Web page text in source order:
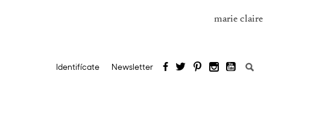
marie claire
Identifícate Newsletter Buscar: